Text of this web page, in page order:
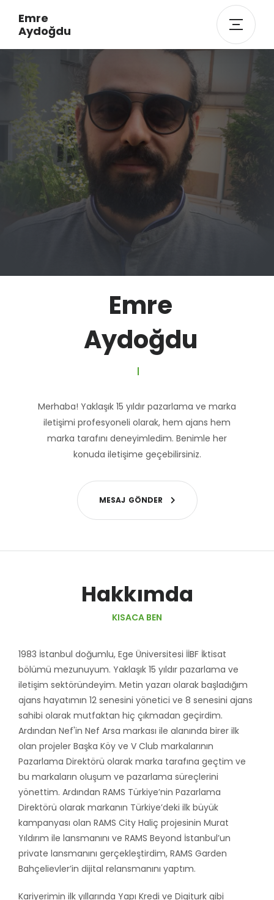
Emre
Aydoğdu
Emre
Aydoğdu
|
Merhaba! Yaklaşık 15 yıldır pazarlama ve marka
iletişimi profesyoneli olarak, hem ajans hem
marka tarafını deneyimledim. Benimle her
konuda iletişime geçebilirsiniz.
MESAJ GÖNDER
Hakkımda
KISACA BEN
1983 İstanbul doğumlu, Ege Üniversitesi İİBF İktisat
bölümü mezunuyum. Yaklaşık 15 yıldır pazarlama ve
iletişim sektöründeyim. Metin yazarı olarak başladığım
ajans hayatımın 12 senesini yönetici ve 8 senesini ajans
sahibi olarak mutfaktan hiç çıkmadan geçirdim.
Ardından Nef'in Nef Arsa markası ile alanında birer ilk
olan projeler Başka Köy ve V Club markalarının
Pazarlama Direktörü olarak marka tarafına geçtim ve
bu markaların oluşum ve pazarlama süreçlerini
yönettim. Ardından RAMS Türkiye’nin Pazarlama
Direktörü olarak markanın Türkiye’deki ilk büyük
kampanyası olan RAMS City Haliç projesinin Murat
Yıldırım ile lansmanını ve RAMS Beyond İstanbul’un
private lansmanını gerçekleştirdim, RAMS Garden
Bahçelievler’in dijital relansmanını yaptım.
Kariyerimin ilk yıllarında Yapı Kredi ve Digiturk gibi